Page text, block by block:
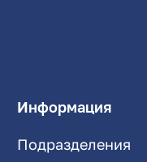
Информация
Подразделения